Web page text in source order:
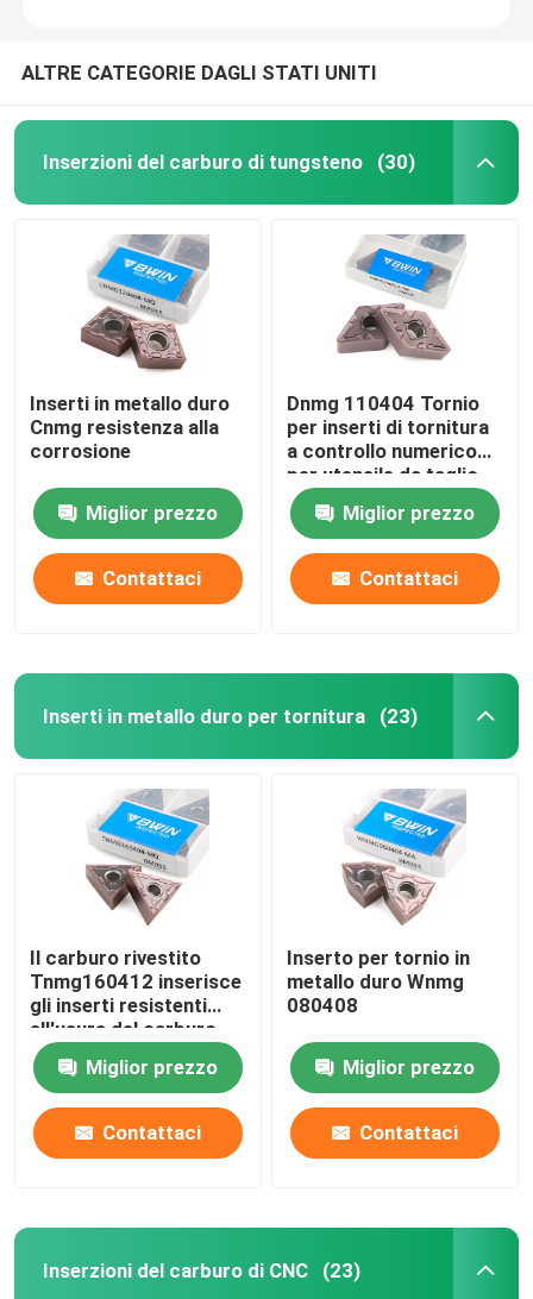
ALTRE CATEGORIE DAGLI STATI UNITI
Inserzioni del carburo di tungsteno (30)
Inserti in metallo duro
Cnmg resistenza alla
corrosione
Miglior prezzo
Contattaci
Dnmg 110404 Tornio
per inserti di tornitura
a controllo numerico
per utensile da taglio
per lavorazione Cermet
Miglior prezzo
Contattaci
Inserti in metallo duro per tornitura (23)
Il carburo rivestito
Tnmg160412 inserisce
gli inserti resistenti
all'usura del carburo
del tornio del metallo
Miglior prezzo
Contattaci
Inserto per tornio in
metallo duro Wnmg
080408
Miglior prezzo
Contattaci
Inserzioni del carburo di CNC (23)